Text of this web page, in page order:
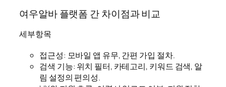
여우알바 플랫폼 간 차이점과 비교
세부항목
접근성: 모바일 앱 유무, 간편 가입 절차.
검색 기능: 위치 필터, 카테고리, 키워드 검색, 알
림 설정의 편의성.